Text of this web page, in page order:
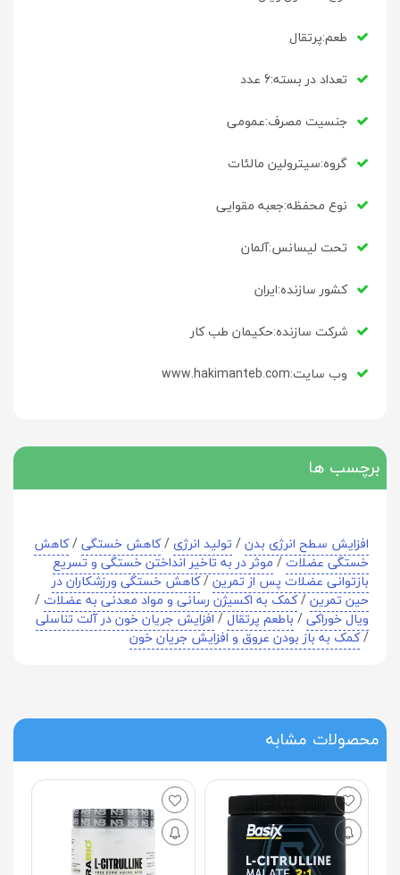
طعم:پرتقال
تعداد در بسته:6 عدد
جنسیت مصرف:عمومی
گروه:سیترولین مالئات
نوع محفظه:جعبه مقوایی
تحت لیسانس:آلمان
کشور سازنده:ایران
شرکت سازنده:حکیمان طب کار
وب سایت:www.hakimanteb.com
برچسب ها
افزایش سطح انرژی بدن/ تولید انرژی/کاهش خستگی/کاهش
خستگی عضلات/موثر در به تاخیر انداختن خستگی و تسریع
بازتوانی عضلات پس از تمرین/کاهش خستگی ورزشکاران در
حین تمرین/کمک به اکسیژن رسانی و مواد معدنی به عضلات/
ویال خوراکی/ باطعم پرتقال/افزایش جریان خون در آلت تناسلی
/کمک به باز بودن عروق و افزایش جریان خون
محصولات مشابه